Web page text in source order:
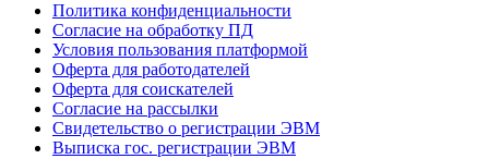
Политика конфиденциальности
Согласие на обработку ПД
Условия пользования платформой
Оферта для работодателей
Оферта для соискателей
Согласие на рассылки
Свидетельство о регистрации ЭВМ
Выписка гос. регистрации ЭВМ